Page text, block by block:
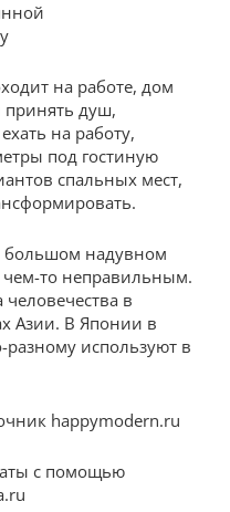
на работе, дом
принять душ,
на работу,
под гостиную
спальных мест,
большом надувном
чем-то неправильным.
в
Азии. В Японии в
разному используют в
happymodern.ru
с помощью